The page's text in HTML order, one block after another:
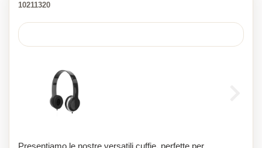
10211320
Presentiamo le nostre versatili cuffie, perfette per